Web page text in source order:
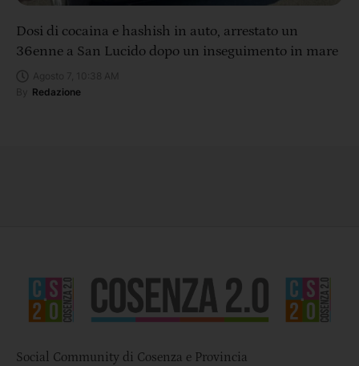
Dosi di cocaina e hashish in auto, arrestato un
36enne a San Lucido dopo un inseguimento in mare
Redazione
Social Community di Cosenza e Provincia